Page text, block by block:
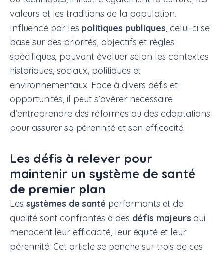
valeurs et les traditions de la population.
Influencé par les politiques publiques, celui-ci se
base sur des priorités, objectifs et règles
spécifiques, pouvant évoluer selon les contextes
historiques, sociaux, politiques et
environnementaux. Face à divers défis et
opportunités, il peut s’avérer nécessaire
d’entreprendre des réformes ou des adaptations
pour assurer sa pérennité et son efficacité.
Les défis à relever pour
maintenir un système de santé
de premier plan
Les systèmes de santé performants et de
qualité sont confrontés à des défis majeurs qui
menacent leur efficacité, leur équité et leur
pérennité. Cet article se penche sur trois de ces